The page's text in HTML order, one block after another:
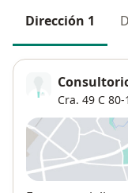
Dirección 1
Cra. 49 C